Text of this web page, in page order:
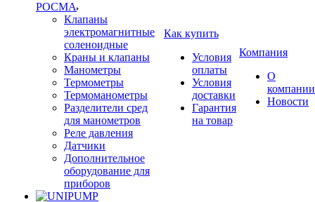
РОСМА
Клапаны
электромагнитные
соленоидные
Краны и клапаны
Манометры
Термометры
Термоманометры
Разделители сред
для манометров
Реле давления
Датчики
Дополнительное
оборудование для
приборов
Как купить
Условия
оплаты
Условия
доставки
Гарантия
на товар
Компания
О
компании
Новости